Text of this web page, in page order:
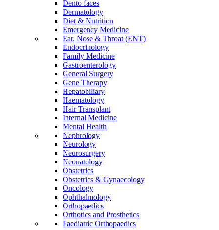
Dento faces
Dermatology
Diet & Nutrition
Emergency Medicine
Ear, Nose & Throat (ENT)
Endocrinology
Family Medicine
Gastroenterology
General Surgery
Gene Therapy
Hepatobiliary
Haematology
Hair Transplant
Internal Medicine
Mental Health
Nephrology
Neurology
Neurosurgery
Neonatology
Obstetrics
Obstetrics & Gynaecology
Oncology
Ophthalmology
Orthopaedics
Orthotics and Prosthetics
Paediatric Orthopaedics